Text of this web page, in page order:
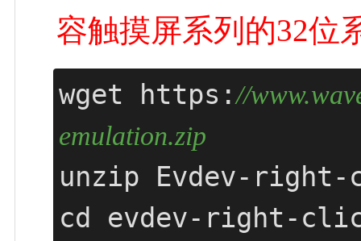
容触摸屏系列的32位
wget https://
emulation.zip
unzip Evdev-
cd evdev-right-